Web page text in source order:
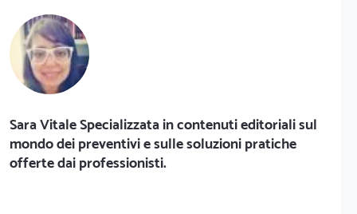
Sara Vitale Specializzata in contenuti editoriali sul
mondo dei preventivi e sulle soluzioni pratiche
offerte dai professionisti.